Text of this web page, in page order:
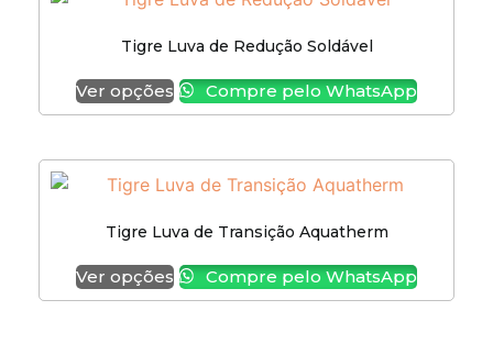
Tigre Luva de Redução Soldável
Ver opções Compre pelo WhatsApp
Tigre Luva de Transição Aquatherm
Ver opções Compre pelo WhatsApp